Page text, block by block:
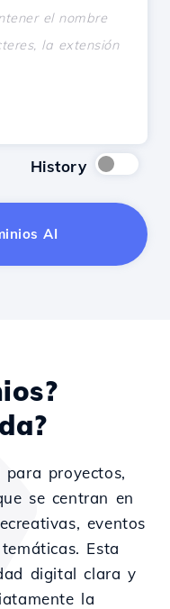
History
AI
proyectos,
se centran en
eventos
Esta
digital clara y
la